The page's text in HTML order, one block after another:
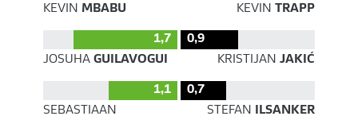
KEVIN MBABU KEVIN TRAPP
1,7
0,9
JOSUHA GUILAVOGUI KRISTIJAN JAKIĆ
1,1
0,7
SEBASTIAAN
STEFAN ILSANKER